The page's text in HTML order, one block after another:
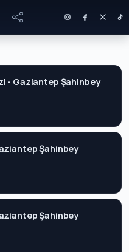
- Gaziantep Şahinbey
Şahinbey
Şahinbey